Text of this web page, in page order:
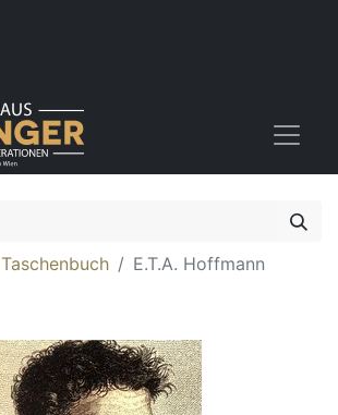
Taschenbuch E.T.A. Hoffmann